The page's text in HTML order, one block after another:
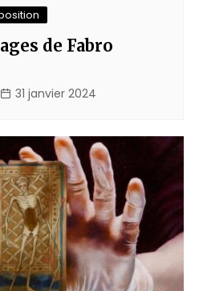
de Fabro
31 janvier 2024